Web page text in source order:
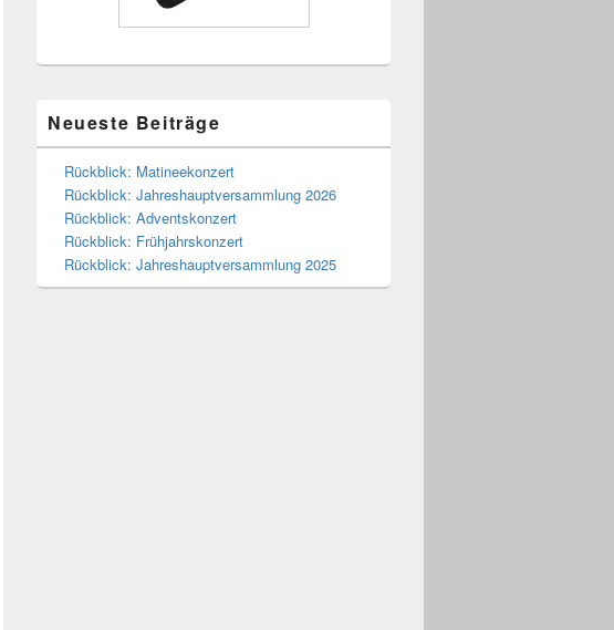
Neueste Beiträge
Rückblick: Matineekonzert
Rückblick: Jahreshauptversammlung 2026
Rückblick: Adventskonzert
Rückblick: Frühjahrskonzert
Rückblick: Jahreshauptversammlung 2025